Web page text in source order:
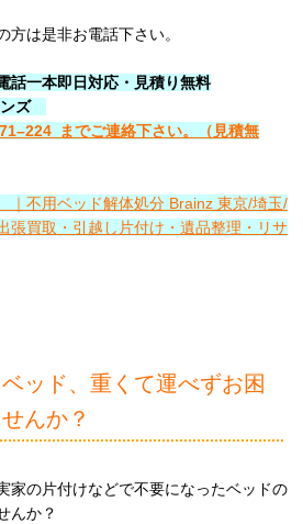
は是非お電話下さい。
話一本即日対応・見積り無料
ズ
–224 までご連絡下さい。
（見積無
｜不用ベッド解体処分 Brainz 東京/埼玉/
張買取・引越し片付け・遺品整理・リサ
ッド、重くて運べずお困
んか？
家の片付けなどで不要になったベッドの
んか？